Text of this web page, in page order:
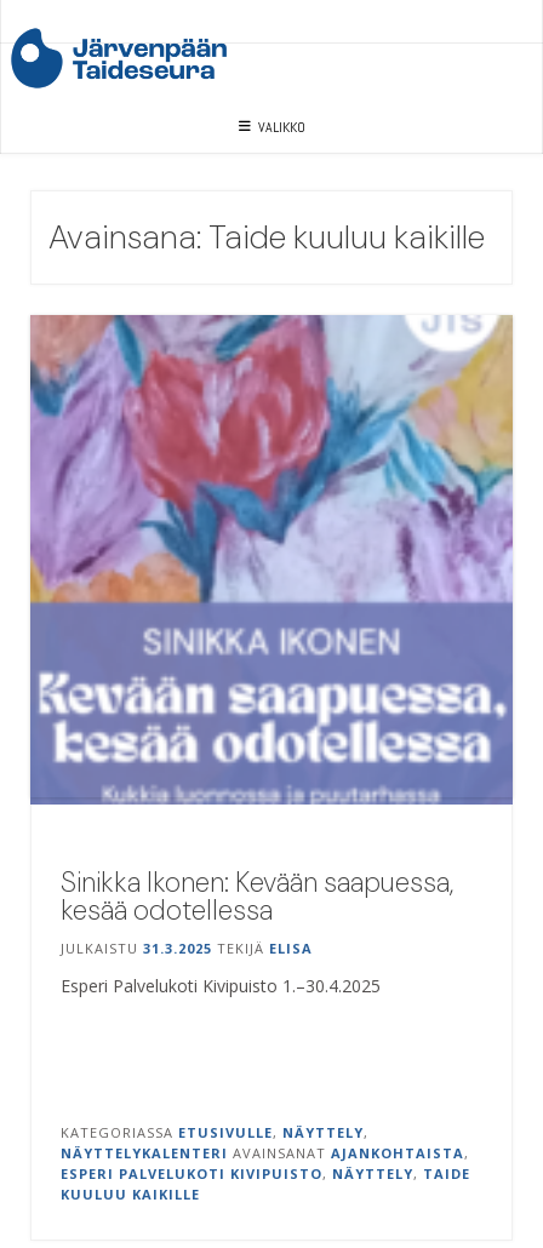
to
content
VALIKKO
Avainsana: Taide kuuluu kaikille
Sinikka Ikonen: Kevään saapuessa,
kesää odotellessa
JULKAISTU 31.3.2025 TEKIJÄ ELISA
Esperi Palvelukoti Kivipuisto 1.–30.4.2025
KATEGORIASSA ETUSIVULLE, NÄYTTELY,
NÄYTTELYKALENTERI AVAINSANAT AJANKOHTAISTA ,
ESPERI PALVELUKOTI KIVIPUISTO, NÄYTTELY, TAIDE
KUULUU KAIKILLE